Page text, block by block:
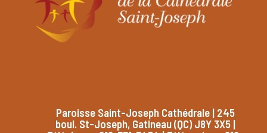
Paroisse Saint-Joseph Cathédrale | 245
boul. St-Joseph, Gatineau (QC) J8Y 3X5 |